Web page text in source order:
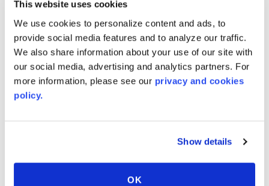
This website uses cookies
We use cookies to personalize content and ads, to
provide social media features and to analyze our traffic.
We also share information about your use of our site with
our social media, advertising and analytics partners. For
more information, please see our privacy and cookies
policy.
Show details
OK
AVONITE® 15 YEAR Warranty
PT #:110-118
DATE PUBLIÉE